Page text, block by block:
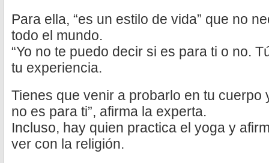
Para ella, “es un estilo de vida” que no
todo el mundo.
“Yo no te puedo decir si es para ti o no.
tu experiencia.
Tienes que venir a probarlo en tu cuerpo
no es para ti”, afirma la experta.
Incluso, hay quien practica el yoga y
ver con la religión.